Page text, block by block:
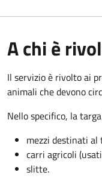
A chi è
Il servizio è rivolto ai
animali che devono
Nello specifico, la
mezzi destinati al
carri agricoli
slitte.